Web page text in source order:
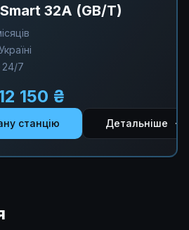
32A (GB/T)
24/7
150 ₴
станцію Детальніше